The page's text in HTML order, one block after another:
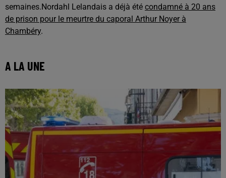
semaines.Nordahl Lelandais a déjà été condamné à 20 ans
de prison pour le meurtre du caporal Arthur Noyer à
Chambéry.
A LA UNE